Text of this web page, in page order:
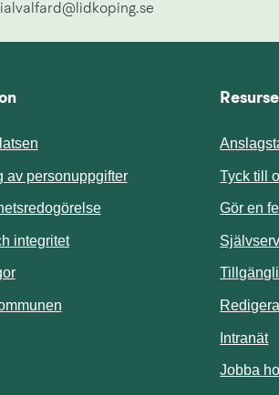
av personuppgifter
integritet
Tyck till
Gör en
Redigera
Intranät
Jobba